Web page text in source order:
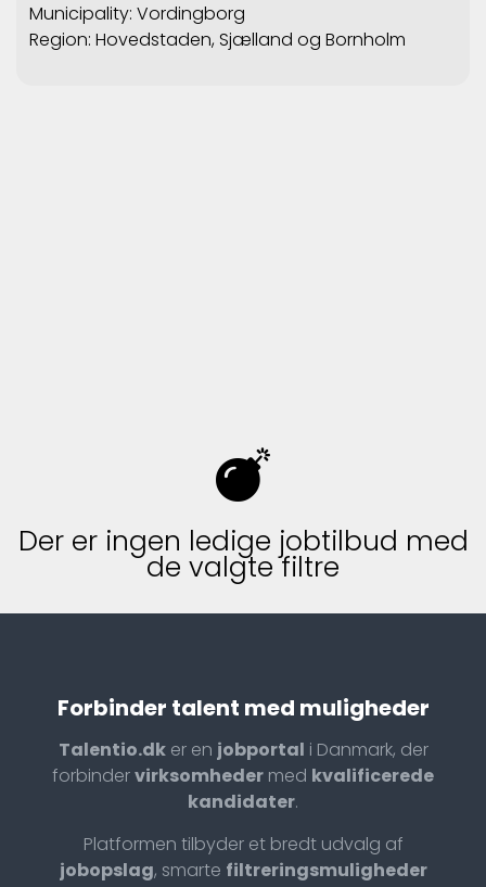
Municipality: Vordingborg
Region: Hovedstaden, Sjælland og Bornholm
Der er ingen ledige jobtilbud med
de valgte filtre
Forbinder talent med muligheder
Talentio.dker en jobportal i Danmark, der
forbindervirksomheder med kvalificerede
kandidater.
Platformen tilbyder et bredt udvalg af
jobopslag, smarte filtreringsmuligheder